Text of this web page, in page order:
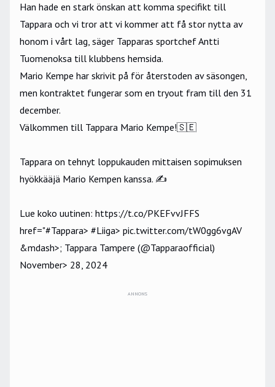
Han hade en stark önskan att komma specifikt till
Tappara och vi tror att vi kommer att få stor nytta av
honom i vårt lag, säger Tapparas sportchef Antti
Tuomenoksa till klubbens hemsida.
Mario Kempe har skrivit på för återstoden av säsongen,
men kontraktet fungerar som en tryout fram till den 31
december.
Välkommen till Tappara Mario Kempe!🇸🇪
Tappara on tehnyt loppukauden mittaisen sopimuksen
hyökkääjä Mario Kempen kanssa. ✍️
Lue koko uutinen: https://t.co/PKEFvvJFFS
href="#Tappara> #Liiga> pic.twitter.com/tW0gg6vgAV
&mdash>; Tappara Tampere (@Tapparaofficial)
November> 28, 2024